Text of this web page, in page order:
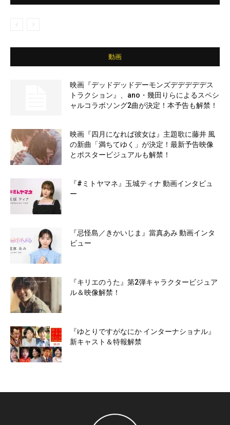
動画
映画『デッドデッドデーモンズデデデデデス
トラクション』、ano・幾田りらによるスペシ
ャルコラボソング2曲が決定！本予告も解禁！
映画『四月になれば彼女は』主題歌に藤井 風
の新曲「満ちてゆく」が決定！最新予告映像
とポスタービジュアルも解禁！
『#ミトヤマネ』玉城ティナ 動画インタビュ
ー
『忌怪島／きかいじま』當真あみ 動画インタ
ビュー
『キリエのうた』第2弾キャラクタービジュア
ル＆映像解禁！
『ゆとりですがなにか インターナショナル』
新キャスト＆特報解禁